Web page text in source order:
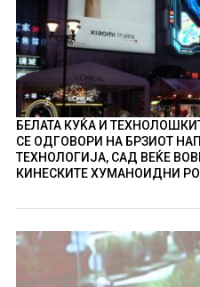
БЕЛАТА КУЌА И
СЕ ОДГОВОРИ НА БРЗИОТ
ТЕХНОЛОГИЈА, САД ВЕЌЕ
КИНЕСКИТЕ ХУМАНОИДНИ